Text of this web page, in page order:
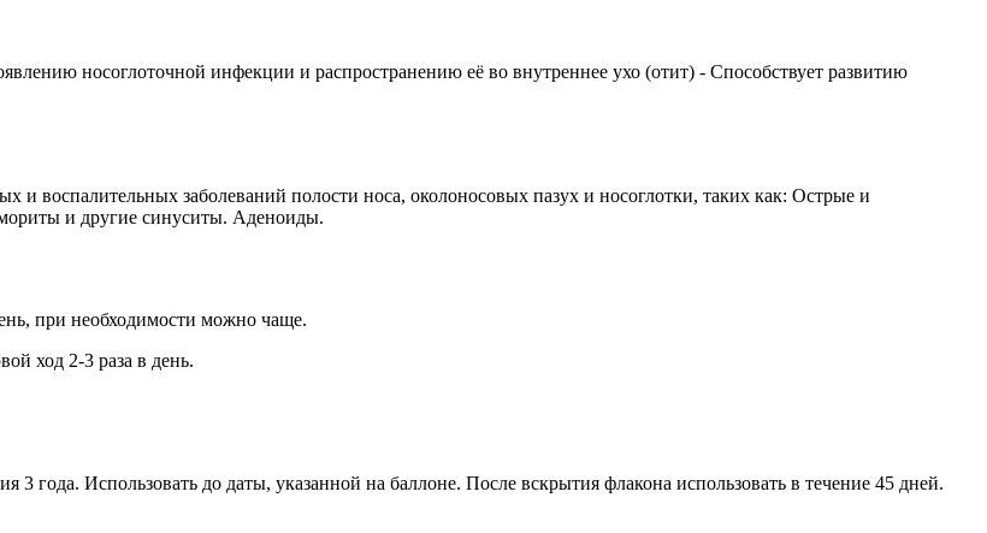
носоглоточной инфекции и распространению её во внутреннее ухо (отит) - Способствует развитию
воспалительных заболеваний полости носа, околоносовых пазух и носоглотки, таких как: Острые и
и другие синуситы. Аденоиды.
при необходимости можно чаще.
ход 2-3 раза в день.
года. Использовать до даты, указанной на баллоне. После вскрытия флакона использовать в течение 45 дней.